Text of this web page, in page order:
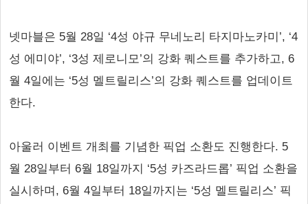
넷마블은 5월 28일 ‘4성 야규 무네노리 타지마노카미’, ‘4
성 에미야’, ‘3성 제로니모’의 강화 퀘스트를 추가하고, 6
월 4일에는 ‘5성 멜트릴리스’의 강화 퀘스트를 업데이트
한다.
아울러 이벤트 개최를 기념한 픽업 소환도 진행한다. 5
월 28일부터 6월 18일까지 ‘5성 카즈라드롭’ 픽업 소환을
실시하며, 6월 4일부터 18일까지는 ‘5성 멜트릴리스’ 픽